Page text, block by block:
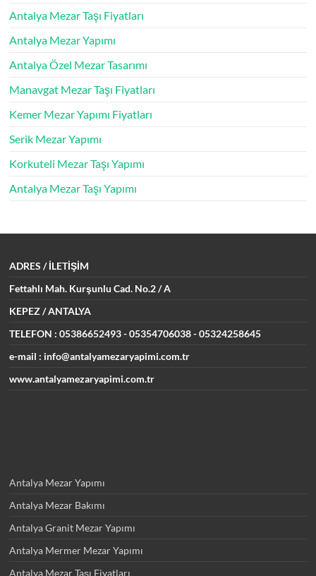
Antalya Mezar Taşı Fiyatları
Antalya Mezar Yapımı
Antalya Özel Mezar Tasarımı
Manavgat Mezar Taşı Fiyatları
Kemer Mezar Yapımı Fiyatları
Serik Mezar Yapımı
Korkuteli Mezar Taşı Yapımı
Antalya Mezar Taşı Yapımı
ADRES / İLETİŞİM
Fettahlı Mah. Kurşunlu Cad. No.2 / A
KEPEZ / ANTALYA
TELEFON : 05386652493 - 05354706038 - 05324258645
e-mail : info@antalyamezaryapimi.com.tr
www.antalyamezaryapimi.com.tr
Antalya Mezar Yapımı
Antalya Mezar Bakımı
Antalya Granit Mezar Yapımı
Antalya Mermer Mezar Yapımı
Antalya Mezar Taşı Fiyatları